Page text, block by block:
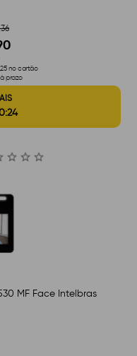
no cartão
prazo
MF Face Intelbras